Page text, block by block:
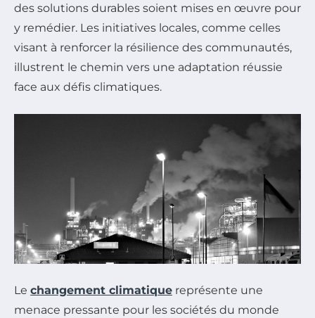
des solutions durables soient mises en œuvre pour
y remédier. Les initiatives locales, comme celles
visant à renforcer la résilience des communautés,
illustrent le chemin vers une adaptation réussie
face aux défis climatiques.
Le changement climatique représente une
menace pressante pour les sociétés du monde